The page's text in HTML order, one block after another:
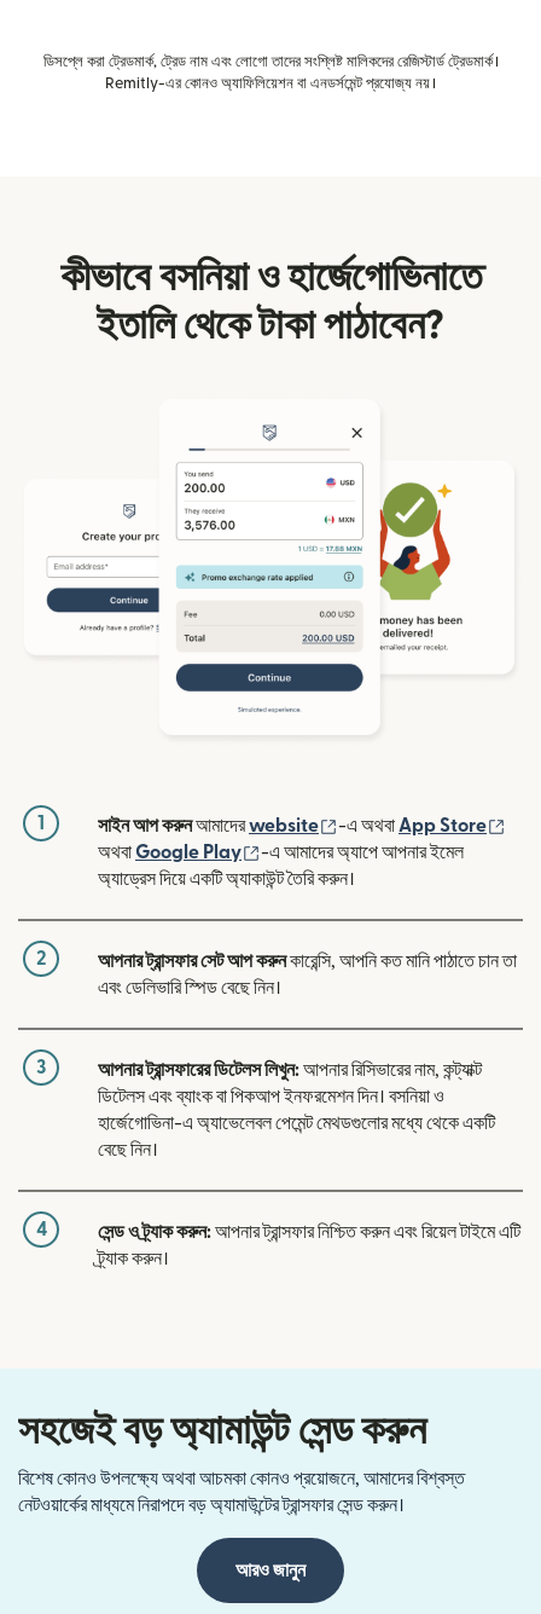
ডিসপ্লে করা ট্রেডমার্ক, ট্রেড নাম এবং লোগো তাদের সংশ্লিষ্ট মালিকদের রেজিস্টার্ড ট্রেডমার্ক।
Remitly-এর কোনও অ্যাফিলিয়েশন বা এনডর্সমেন্ট প্রযোজ্য নয়।
কীভাবে বসনিয়া ও হার্জেগোভিনাতে
ইতালি থেকে টাকা পাঠাবেন?
1 সাইন আপ করুনআমাদেরwebsite (নতুন উইন্ডোতে খুলবে)
-এ অথবা App Store
অথবাGoogle Play (নতুন উইন্ডোতে খুলবে)
-এ আমাদের অ্যাপে আপনার ইমেল
অ্যাড্রেস দিয়ে একটি অ্যাকাউন্ট তৈরি করুন।
2 আপনার ট্রান্সফার সেট আপ করুনকারেন্সি, আপনি কত মানি পাঠাতে চান তা
এবং ডেলিভারি স্পিড বেছে নিন।
3 আপনার ট্রান্সফারের ডিটেলস লিখুন:আপনার রিসিভারের নাম, কন্ট্যাক্ট
ডিটেলস এবং ব্যাংক বা পিকআপ ইনফরমেশন দিন। বসনিয়া ও
হার্জেগোভিনা-এ অ্যাভেলেবল পেমেন্ট মেথডগুলোর মধ্যে থেকে একটি
বেছে নিন।
4 সেন্ড ও ট্র্যাক করুন:আপনার ট্রান্সফার নিশ্চিত করুন এবং রিয়েল টাইমে এটি
ট্র্যাক করুন।
সহজেই বড় অ্যামাউন্ট সেন্ড করুন
বিশেষ কোনও উপলক্ষ্যে অথবা আচমকা কোনও প্রয়োজনে, আমাদের বিশ্বস্ত
নেটওয়ার্কের মাধ্যমে নিরাপদে বড় অ্যামাউন্টের ট্রান্সফার সেন্ড করুন।
আরও জানুন